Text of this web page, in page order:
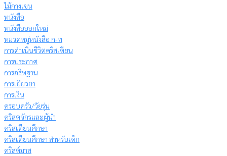
ไม้กางเขน
หนังสือ
หนังสือออกใหม่
หมวดหมู่หนังสือ ก-ท
การดำเนินชีวิตคริสเตียน
การประกาศ
การอธิษฐาน
การเยียวยา
การเงิน
ครอบครัว/วัยรุ่น
คริสตจักรและผู้นำ
คริสเตียนศึกษา
คริสเตียนศึกษา สำหรับเด็ก
คริสต์มาส